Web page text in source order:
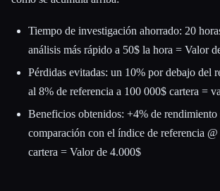
Tiempo de investigación ahorrado: 20
análisis más rápido a 50$ la hora = Valor
Pérdidas evitadas: un 10% por debajo del
al 8% de referencia a 100 000$ cartera =
Beneficios obtenidos: +4% de rendimiento
comparación con el índice de referencia
cartera = Valor de 4.000$